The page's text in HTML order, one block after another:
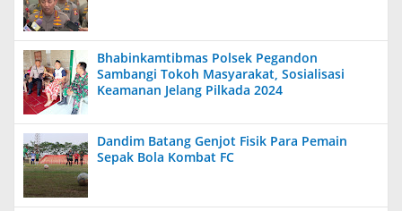
Bhabinkamtibmas Polsek Pegandon
Sambangi Tokoh Masyarakat, Sosialisasi
Keamanan Jelang Pilkada 2024
Dandim Batang Genjot Fisik Para Pemain
Sepak Bola Kombat FC